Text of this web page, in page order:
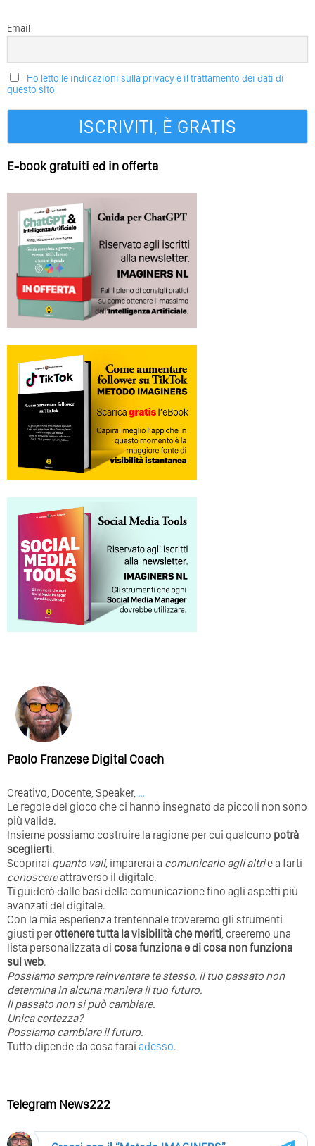
Email
Ho letto le indicazioni sulla privacy e il trattamento dei dati di
questo sito.
E-book gratuiti ed in offerta
Paolo Franzese Digital Coach
Creativo, Docente, Speaker, …
Le regole del gioco che ci hanno insegnato da piccoli non sono
più valide.
Insieme possiamo costruire la ragione per cui qualcuno potrà
sceglierti.
Scoprirai quanto vali, imparerai a comunicarlo agli altrie a farti
conoscereattraverso il digitale.
Ti guiderò dalle basi della comunicazione fino agli aspetti più
avanzati del digitale.
Con la mia esperienza trentennale troveremo gli strumenti
giusti perottenere tutta la visibilità che meriti, creeremo una
lista personalizzata di cosa funziona e di cosa non funziona
sul web.
Possiamo sempre reinventare te stesso, il tuo passato non
determina in alcuna maniera il tuo futuro. ⁣
⁣Il passato non si può cambiare.
Unica certezza?
Possiamo cambiare il futuro.
Tutto dipende da cosa farai adesso.
Telegram News222